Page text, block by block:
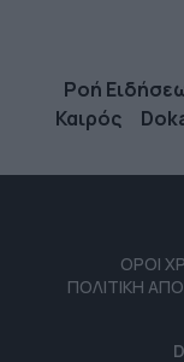
Ροή
Καιρός
ΟΡΟΙ
ΠΟΛΙΤΙΚΗ